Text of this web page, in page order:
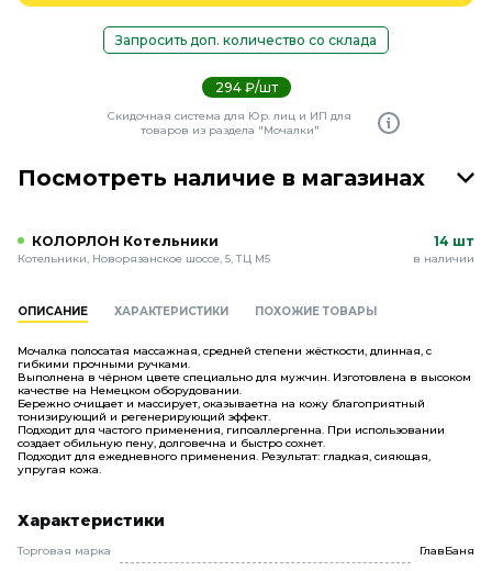
Запросить доп. количество со склада
294 ₽/шт
Скидочная система для Юр. лиц и ИП для
товаров из раздела "Мочалки"
Посмотреть наличие в магазинах
КОЛОРЛОН Котельники
Котельники, Новорязанское шоссе, 5, ТЦ М5
14 шт
в наличии
ОПИСАНИЕ ХАРАКТЕРИСТИКИ ПОХОЖИЕ ТОВАРЫ
Мочалка полосатая массажная, средней степени жёсткости, длинная, с
гибкими прочными ручками.
Выполнена в чёрном цвете специально для мужчин. Изготовлена в высоком
качестве на Немецком оборудовании.
Бережно очищает и массирует, оказываетна на кожу благоприятный
тонизирующий и регенерирующий эффект.
Подходит для частого применения, гипоаллергенна. При использовании
создает обильную пену, долговечна и быстро сохнет.
Подходит для ежедневного применения. Результат: гладкая, сияющая,
упругая кожа.
Характеристики
Торговая марка ГлавБаня